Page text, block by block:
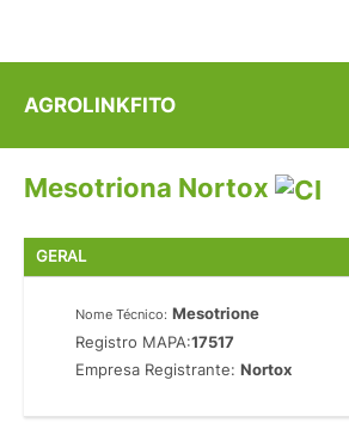
AGROLINKFITO
Mesotriona Nortox
GERAL
Nome Técnico: Mesotrione
Registro MAPA:17517
Empresa Registrante:Nortox